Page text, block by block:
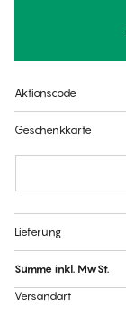
Aktionscode
Geschenkkarte
Lieferung
Summe inkl. MwSt.
Versandart